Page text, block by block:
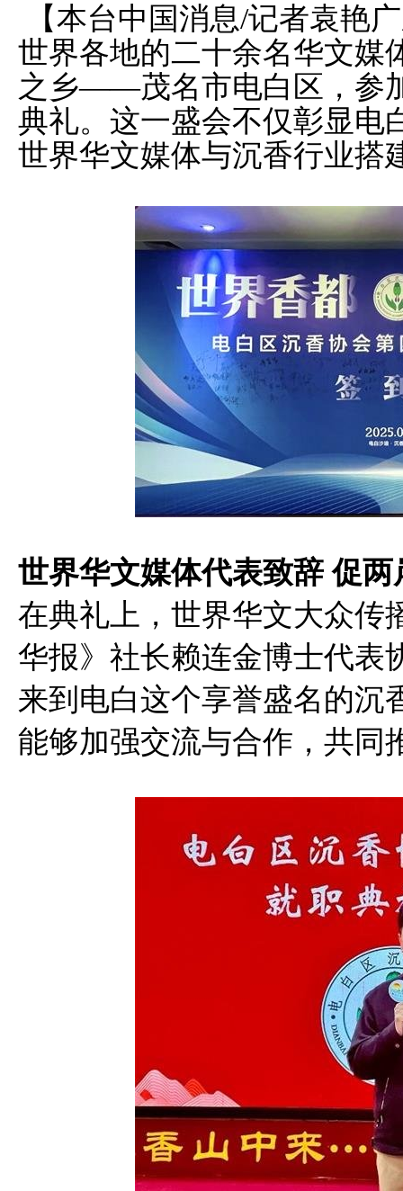
【本台中国消息/记者袁艳
世界各地的二十余名华文媒
之乡——茂名市电白区，参
典礼。这一盛会不仅彰显电
世界华文媒体与沉香行业搭
世界华文媒体代表致辞 促
在典礼上，世界华文大众传
华报》社长赖连金博士代表
来到电白这个享誉盛名的沉
能够加强交流与合作，共同